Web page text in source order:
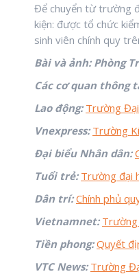
Để chuyển từ trường
kiện: được tổ chức
sinh viên chính quy
Bài và ảnh: Phòng
Các cơ quan thông
Lao động:Trường
Vnexpress: Trường
Đại biểu Nhân dân:
Tuổi trẻ:Trường đại
Dân trí:Chính phủ
Vietnamnet:Trường
Tiền phong: Quyết
VTC News: Trường